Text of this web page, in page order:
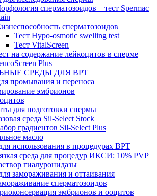
сперматозоидов – тест Spermac
сперматозоидов
Тест Hypo-osmotic swelling test
Тест VitalScreen
на содержание лейкоцитов в сперме
Plus
СРЕДЫ ДЛЯ ВРТ
промывания и переноса
эмбрионов
для подготовки спермы
среда Sil-Select Stock
градиентов Sil-Select Plus
масло
использования в процедурах ВРТ
среда для процедур ИКСИ: 10% PVP
гиалуронидазы
замораживания и оттаивания
сперматозоидов
эмбрионов и ооцитов